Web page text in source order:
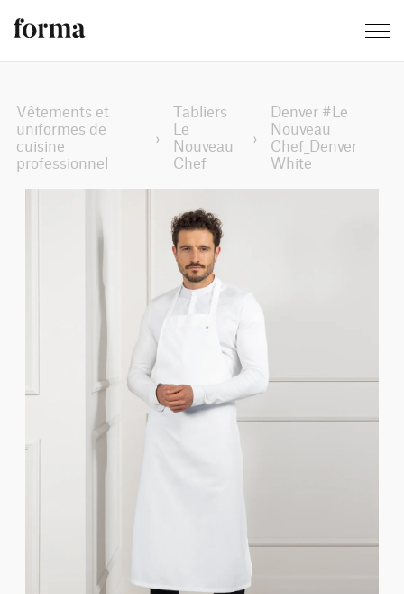
Vêtements et
uniformes de
cuisine
professionnel
›
Tabliers
Le
Nouveau
Chef
›
Denver #Le
Nouveau
Chef_Denver
White